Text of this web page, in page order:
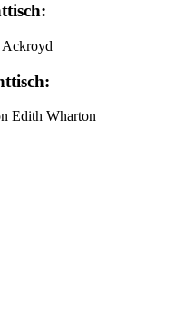
Ackroyd
Edith Wharton